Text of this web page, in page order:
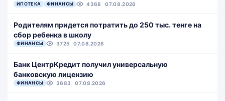
ИПОТЕКА ФИНАНСЫ 4368 07.08.2026
Родителям придется потратить до 250 тыс. тенге на
сбор ребенка в школу
ФИНАНСЫ 3725 07.08.2026
Банк ЦентрКредит получил универсальную
банковскую лицензию
ФИНАНСЫ 3683 07.08.2026